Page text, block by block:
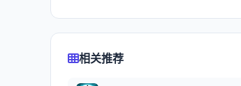
相关推荐